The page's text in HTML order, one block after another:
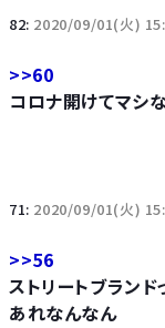
82: 2020/09/01(火)
>>60
コロナ開けてマシ
71: 2020/09/01(火)
>>56
ストリートブラン
あれなんなん